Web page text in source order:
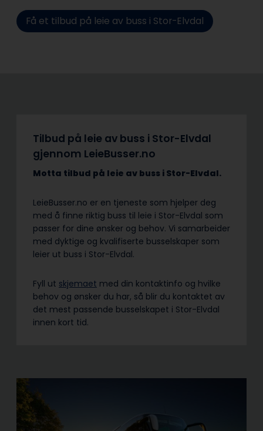
Få et tilbud på leie av buss i Stor-Elvdal
Tilbud på leie av buss i Stor-Elvdal
gjennom LeieBusser.no
Motta tilbud på leie av buss i Stor-Elvdal.
LeieBusser.no er en tjeneste som hjelper deg
med å finne riktig buss til leie i Stor-Elvdal som
passer for dine ønsker og behov. Vi samarbeider
med dyktige og kvalifiserte busselskaper som
leier ut buss i Stor-Elvdal.
Fyll ut skjemaet med din kontaktinfo og hvilke
behov og ønsker du har, så blir du kontaktet av
det mest passende busselskapet i Stor-Elvdal
innen kort tid.